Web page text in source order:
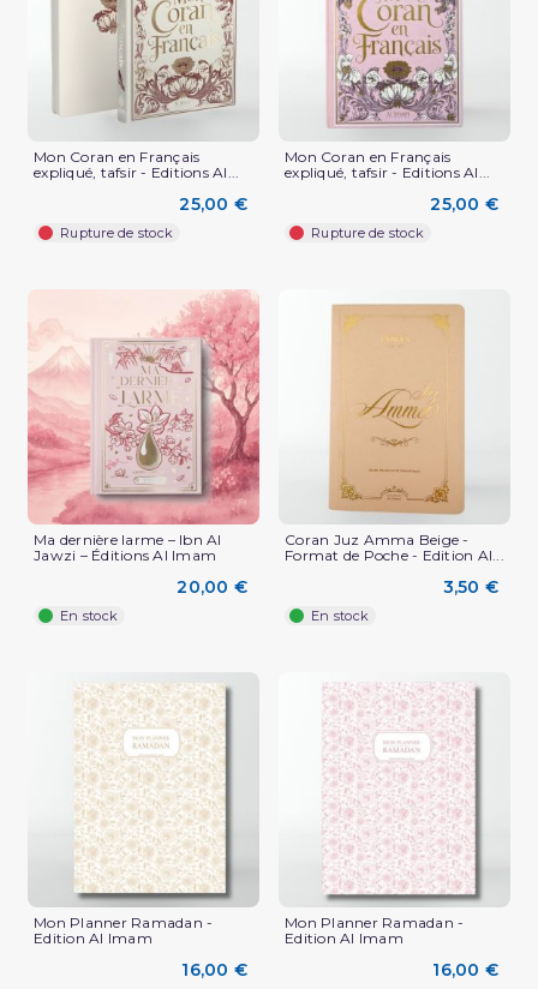
Mon Coran en Français
expliqué, tafsir - Editions Al...
25,00 €
Rupture de stock
Mon Coran en Français
expliqué, tafsir - Editions Al...
25,00 €
Rupture de stock
Ma dernière larme – Ibn Al
Jawzi – Éditions Al Imam
20,00 €
En stock
Coran Juz Amma Beige -
Format de Poche - Edition Al...
3,50 €
En stock
Mon Planner Ramadan -
Edition Al Imam
16,00 €
Mon Planner Ramadan -
Edition Al Imam
16,00 €